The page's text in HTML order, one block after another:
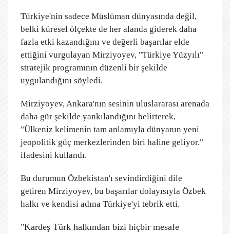
Türkiye'nin sadece Müslüman dünyasında değil,
belki küresel ölçekte de her alanda giderek daha
fazla etki kazandığını ve değerli başarılar elde
ettiğini vurgulayan Mirziyoyev, "Türkiye Yüzyılı"
stratejik programının düzenli bir şekilde
uygulandığını söyledi.
Mirziyoyev, Ankara'nın sesinin uluslararası arenada
daha gür şekilde yankılandığını belirterek,
"Ülkeniz kelimenin tam anlamıyla dünyanın yeni
jeopolitik güç merkezlerinden biri haline geliyor."
ifadesini kullandı.
Bu durumun Özbekistan'ı sevindirdiğini dile
getiren Mirziyoyev, bu başarılar dolayısıyla Özbek
halkı ve kendisi adına Türkiye'yi tebrik etti.
"Kardeş Türk halkından bizi hiçbir mesafe